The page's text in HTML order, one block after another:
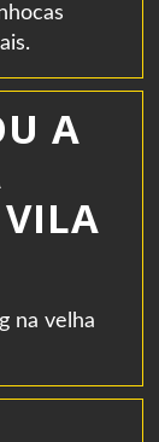
A
na velha